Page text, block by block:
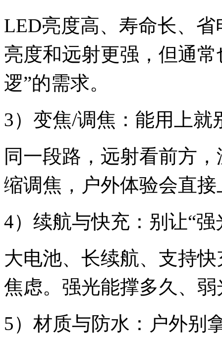
LED亮度高、寿命长、
亮度和远射更强，但通
逻”的需求。
3）变焦/调焦：能用上就
同一段路，远射看前方
缩调焦，户外体验会直
4）续航与快充：别让“强
大电池、长续航、支持
焦虑。强光能撑多久、
5）材质与防水：户外别